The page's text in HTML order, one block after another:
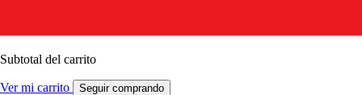
Subtotal del carrito
Ver mi carrito Seguir comprando